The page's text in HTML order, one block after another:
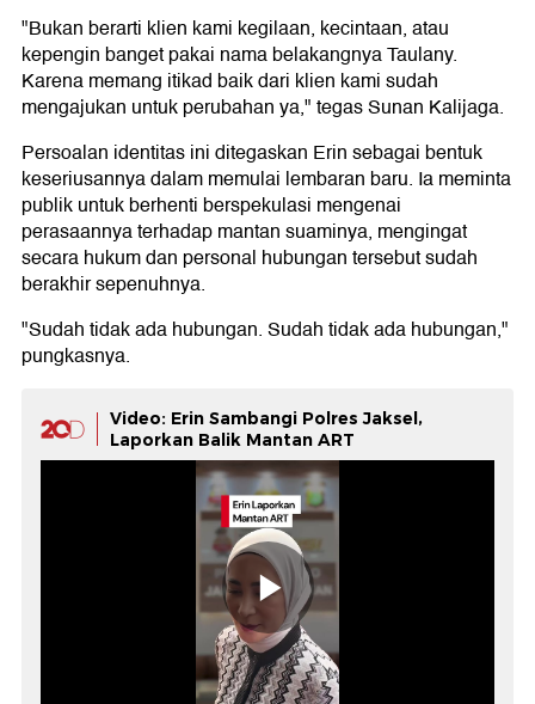
"Bukan berarti klien kami kegilaan, kecintaan, atau
kepengin banget pakai nama belakangnya Taulany.
Karena memang itikad baik dari klien kami sudah
mengajukan untuk perubahan ya," tegas Sunan Kalijaga.
Persoalan identitas ini ditegaskan Erin sebagai bentuk
keseriusannya dalam memulai lembaran baru. Ia meminta
publik untuk berhenti berspekulasi mengenai
perasaannya terhadap mantan suaminya, mengingat
secara hukum dan personal hubungan tersebut sudah
berakhir sepenuhnya.
"Sudah tidak ada hubungan. Sudah tidak ada hubungan,"
pungkasnya.
Video: Erin Sambangi Polres Jaksel,
Laporkan Balik Mantan ART